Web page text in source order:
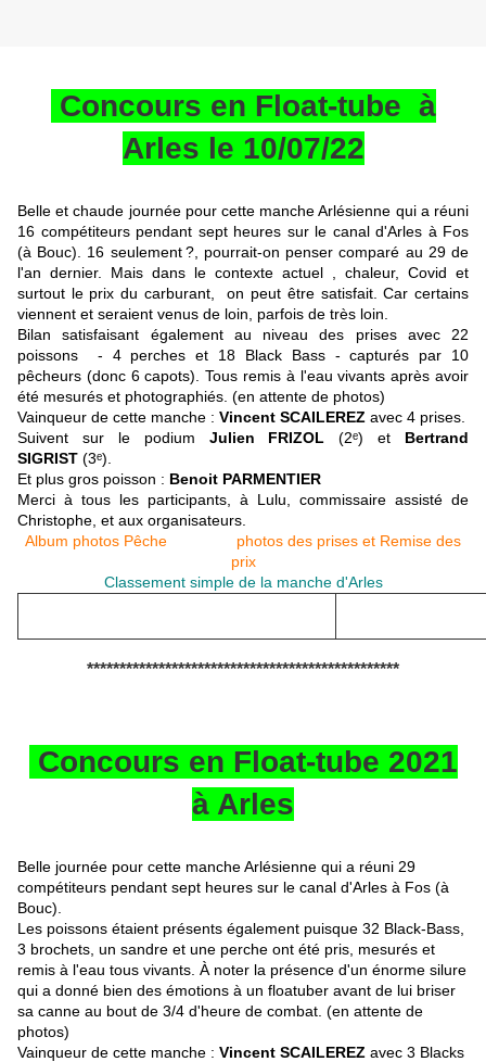
Concours en Float-tube à
Arles le 10/07/22
Belle et chaude journée pour cette manche Arlésienne qui a réuni
16 compétiteurs pendant sept heures sur le canal d'Arles à Fos
(à Bouc). 16 seulement ?, pourrait-on penser comparé au 29 de
l'an dernier. Mais dans le contexte actuel , chaleur, Covid et
surtout le prix du carburant, on peut être satisfait. Car certains
viennent et seraient venus de loin, parfois de très loin.
Bilan satisfaisant également au niveau des prises avec 22
poissons - 4 perches et 18 Black Bass - capturés par 10
pêcheurs (donc 6 capots). Tous remis à l'eau vivants après avoir
été mesurés et photographiés. (en attente de photos)
Vainqueur de cette manche : Vincent SCAILEREZ avec 4 prises.
Suivent sur le podium Julien FRIZOL (2ᵉ) et Bertrand
SIGRIST (3ᵉ).
Et plus gros poisson : Benoit PARMENTIER
Merci à tous les participants, à Lulu, commissaire assisté de
Christophe, et aux organisateurs.
Album photos Pêche
photos des prises et Remise des
prix
Classement simple de la manche d'Arles
************************************************
Concours en Float-tube 2021
à Arles
Belle journée pour cette manche Arlésienne qui a réuni 29
compétiteurs pendant sept heures sur le canal d'Arles à Fos (à
Bouc).
Les poissons étaient présents également puisque 32 Black-Bass,
3 brochets, un sandre et une perche ont été pris, mesurés et
remis à l'eau tous vivants. À noter la présence d'un énorme silure
qui a donné bien des émotions à un floatuber avant de lui briser
sa canne au bout de 3/4 d'heure de combat. (en attente de
photos)
Vainqueur de cette manche : Vincent SCAILEREZ avec 3 Blacks